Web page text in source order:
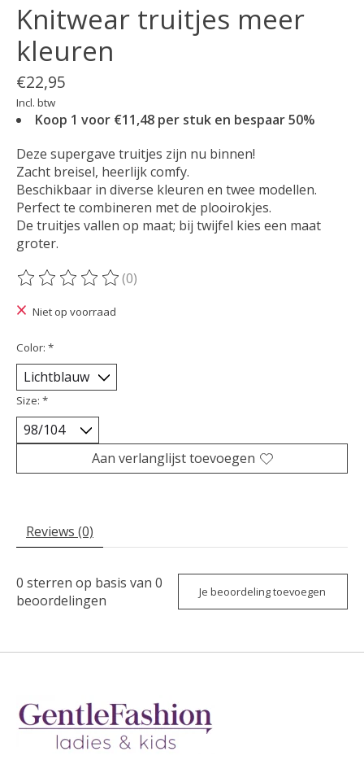
Knitwear truitjes meer
kleuren
€22,95
Incl. btw
Koop 1 voor €11,48 per stuk en bespaar 50%
Deze supergave truitjes zijn nu binnen!
Zacht breisel, heerlijk comfy.
Beschikbaar in diverse kleuren en twee modellen.
Perfect te combineren met de plooirokjes.
De truitjes vallen op maat; bij twijfel kies een maat
groter.
De beoordeling van dit product is
(0)
Niet op voorraad
Color: *
Size: *
Aan verlanglijst toevoegen
Reviews (0)
0 sterren op basis van 0
beoordelingen
Je beoordeling toevoegen